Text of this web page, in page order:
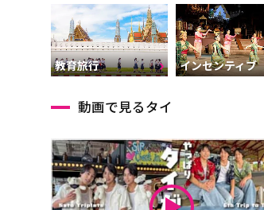
教育旅行 インセンティブ
動画で見るタイ